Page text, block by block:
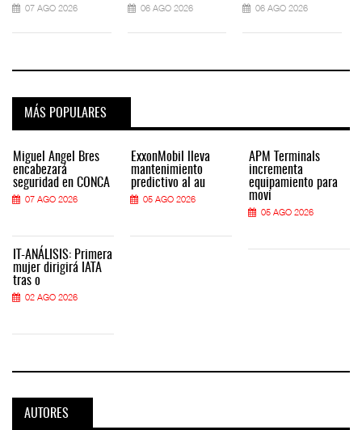
07 AGO 2026 06 AGO 2026 06 AGO 2026
MÁS POPULARES
Miguel Ángel Bres
encabezará
seguridad en CONCA
07 AGO 2026
IT-ANÁLISIS: Primera
mujer dirigirá IATA
tras o
02 AGO 2026
ExxonMobil lleva
mantenimiento
predictivo al au
05 AGO 2026
APM Terminals
incrementa
equipamiento para
movi
05 AGO 2026
AUTORES